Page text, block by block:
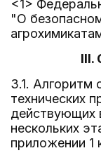
<1>
"О
III.
3.1. Алгоритм
технических
действующих
нескольких
приложении